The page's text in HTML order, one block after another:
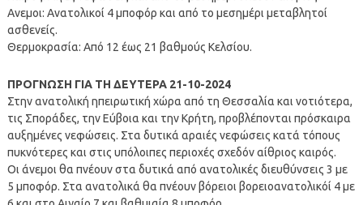
Ανεμοι: Ανατολικοί 4 μποφόρ και από το μεσημέρι μεταβλητοί
ασθενείς.
Θερμοκρασία: Από 12 έως 21 βαθμούς Κελσίου.
ΠΡΟΓΝΩΣΗ ΓΙΑ ΤΗ ΔΕΥΤΕΡΑ 21-10-2024
Στην ανατολική ηπειρωτική χώρα από τη Θεσσαλία και νοτιότερα,
τις Σποράδες, την Εύβοια και την Κρήτη, προβλέπονται πρόσκαιρα
αυξημένες νεφώσεις. Στα δυτικά αραιές νεφώσεις κατά τόπους
πυκνότερες και στις υπόλοιπες περιοχές σχεδόν αίθριος καιρός.
Οι άνεμοι θα πνέουν στα δυτικά από ανατολικές διευθύνσεις 3 με
5 μποφόρ. Στα ανατολικά θα πνέουν βόρειοι βορειοανατολικόί 4 με